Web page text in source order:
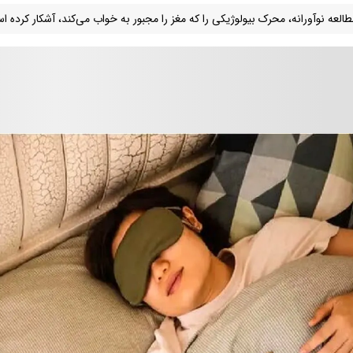
نوآورانه، محرک بیولوژیکی را که مغز را مجبور به خواب می‌کند، آشکار کرده